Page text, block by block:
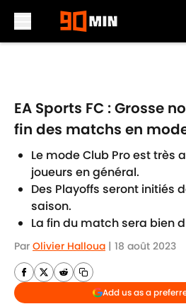
EA Sports FC : Grosse
fin des matchs en
Le mode Club Pro est très
joueurs en général.
Des Playoffs seront initiés
saison.
La fin du match sera bien
Par Olivier Halloua | 18 août 2023
Add us as a